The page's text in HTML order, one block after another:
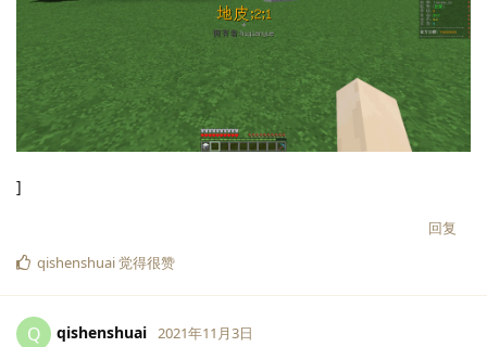
]
回复
qishenshuai觉得很赞
Q qishenshuai 2021年11月3日